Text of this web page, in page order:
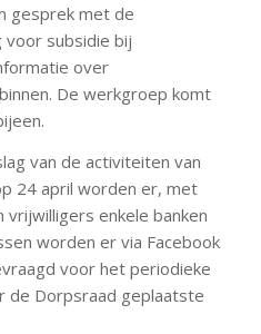
gesprek met de
voor subsidie bij
over
De werkgroep komt
van de activiteiten van
24 april worden er, met
vrijwilligers enkele banken
worden er via Facebook
voor het periodieke
de Dorpsraad geplaatste